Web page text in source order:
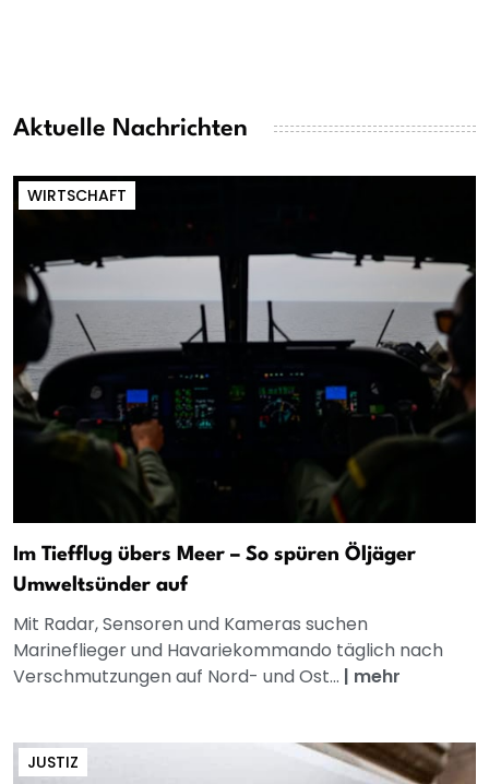
Aktuelle Nachrichten
WIRTSCHAFT
Im Tiefflug übers Meer – So spüren Öljäger
Umweltsünder auf
Mit Radar, Sensoren und Kameras suchen
Marineflieger und Havariekommando täglich nach
Verschmutzungen auf Nord- und Ost... | mehr
JUSTIZ